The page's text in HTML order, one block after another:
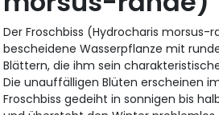
Der Froschbiss (Hydrocharis morsus-
bescheidene Wasserpflanze mit
Blättern, die ihm sein
Die unauffälligen Blüten erscheinen
Froschbiss gedeiht in sonnigen bis